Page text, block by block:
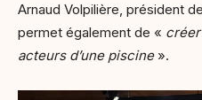
Arnaud Volpilière, président
permet également de «
acteurs d’une piscine».